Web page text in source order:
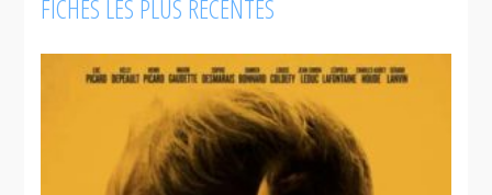
FICHES LES PLUS RÉCENTES